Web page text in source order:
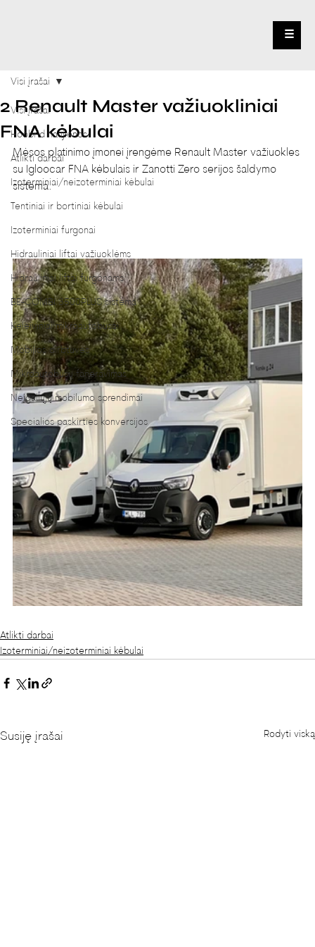
☰
Visi įrašai
Hoobrid naujienos
Atlikti darbai
Izoterminiai/neizoterminiai kėbulai
Tentiniai ir bortiniai kėbulai
Izoterminiai furgonai
Hidrauliniai liftai važiuoklėms
Hidrauliniai liftai furgonams
BE-COMBI 3500PLUS sistema
Keleiviniai mikroautobusai
Mobilios dirbtuvės
Mikroautobusų faneravimas
Neįgaliųjų mobilumo sprendimai
Specialios paskirties konversijos
Visi įrašai
2 Renault Master važiuokliniai
FNA kėbulai
Mėsos platinimo įmonei įrengėme Renault Master važiuokles
su Igloocar FNA kėbulais ir Zanotti Zero serijos šaldymo
sistema.
Atlikti darbai
Izoterminiai/neizoterminiai kėbulai
Susiję įrašai Rodyti viską